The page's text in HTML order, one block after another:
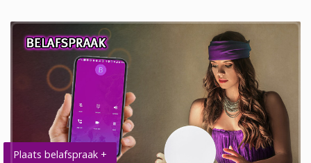
Plaats belafspraak +